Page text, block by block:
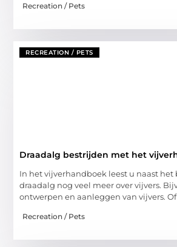
Recreation / Pets
RECREATION / PETS
Draadalg bestrijden met het
In het vijverhandboek leest u naast het
draadalg nog veel meer over vijvers.
ontwerpen en aanleggen van vijvers.
Recreation / Pets